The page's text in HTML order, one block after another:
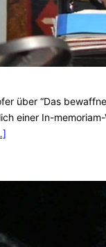
über “Das
einer In-